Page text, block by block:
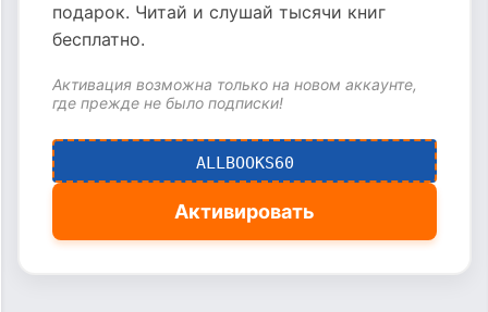
подарок. Читай и слушай тысячи книг
бесплатно.
Активация возможна только на новом аккаунте,
где прежде не было подписки!
ALLBOOKS60
Активировать